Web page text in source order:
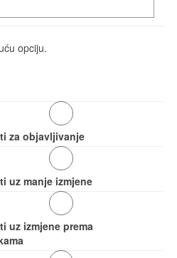
opciju.
za objavljivanje
uz manje izmjene
uz izmjene prema